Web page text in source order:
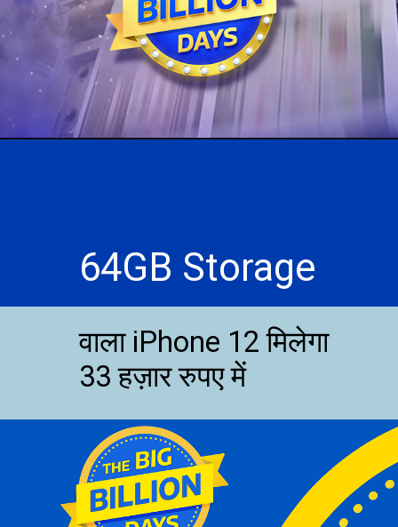
64GB Storage
वाला iPhone 12 मिलेगा
33 हज़ार रुपए में